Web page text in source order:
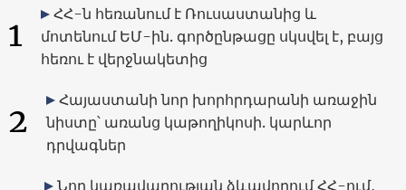
1
ՀՀ-ն հեռանում է Ռուսաստանից և
մոտենում ԵՄ-ին. գործընթացը սկսվել է, բայց
հեռու է վերջնակետից
2
Հայաստանի նոր խորհրդարանի առաջին
նիստը՝ առանց կաթողիկոսի. կարևոր
դրվագներ
Նոր կառավարության ձևավորում ՀՀ-ում․